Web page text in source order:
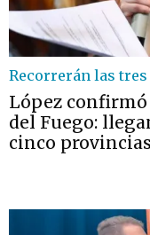
Recorrerán las tres
López
del Fuego:
cinco provincias